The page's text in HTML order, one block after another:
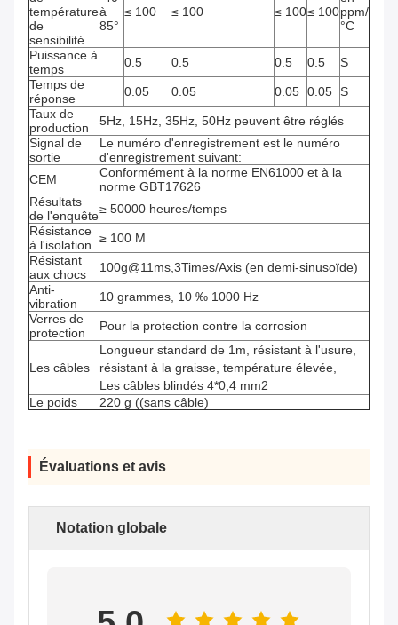
température
de
sensibilité
à
85°
≤ 100 ≤ 100 ≤ 100≤ 100ppm/
°C
Puissance à
temps
0.5 0.5 0.5 0.5
S
Temps de
réponse
0.05 0.05 0.05 0.05 S
Taux de
production
5Hz, 15Hz, 35Hz, 50Hz peuvent être réglés
Signal de
sortie
Le numéro d'enregistrement est le numéro
d'enregistrement suivant:
CEM
Conformément à la norme EN61000 et à la
norme GBT17626
Résultats
de l'enquête≥ 50000 heures/temps
Résistance
à l'isolation
≥ 100 M
Résistant
aux chocs
100g@11ms,3Times/Axis (en demi-sinusoïde)
Anti-
vibration
10 grammes, 10 ‰ 1000 Hz
Verres de
protection
Pour la protection contre la corrosion
Les câbles
Longueur standard de 1m, résistant à l'usure,
résistant à la graisse, température élevée,
Les câbles blindés 4*0,4 mm2
Le poids
220 g ((sans câble)
Évaluations et avis
Notation globale